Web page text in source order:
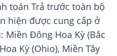
toán Trả trước toàn bộ
hiện được cung cấp ở
Miền Đông Hoa Kỳ (Bắc
Kỳ (Ohio), Miền Tây